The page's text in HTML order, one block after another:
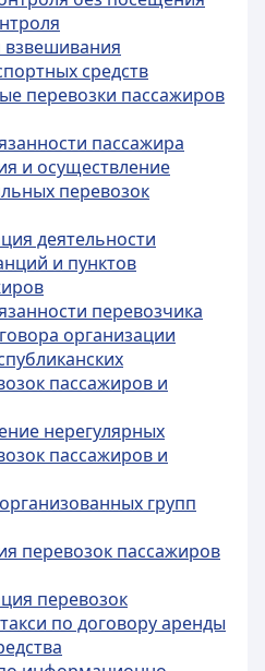
взвешивания
средств
перевозки пассажиров
пассажира
и осуществление
перевозок
деятельности
и пунктов
перевозчика
организации
пассажиров и
нерегулярных
пассажиров и
групп
перевозок пассажиров
перевозок
по договору аренды